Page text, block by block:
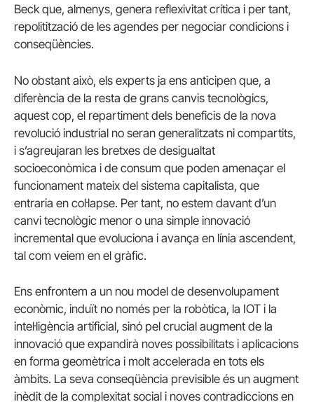
Beck que, almenys, genera reflexivitat crítica i per tant,
repolitització de les agendes per negociar condicions i
conseqüències.
No obstant això, els experts ja ens anticipen que, a
diferència de la resta de grans canvis tecnològics,
aquest cop, el repartiment dels beneficis de la nova
revolució industrial no seran generalitzats ni compartits,
i s’agreujaran les bretxes de desigualtat
socioeconòmica i de consum que poden amenaçar el
funcionament mateix del sistema capitalista, que
entraria en col·lapse. Per tant, no estem davant d’un
canvi tecnològic menor o una simple innovació
incremental que evoluciona i avança en línia ascendent,
tal com veiem en el gràfic.
Ens enfrontem a un nou model de desenvolupament
econòmic, induït no només per la robòtica, la IOT i la
intel·ligència artificial, sinó pel crucial augment de la
innovació que expandirà noves possibilitats i aplicacions
en forma geomètrica i molt accelerada en tots els
àmbits. La seva conseqüència previsible és un augment
inèdit de la complexitat social i noves contradiccions en